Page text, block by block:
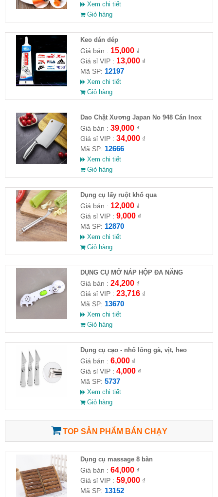
Xem chi tiết
Giỏ hàng
Keo dán dép
Giá bán : 15,000₫
Giá sỉ VIP : 13,000₫
Mã SP: 12197
Xem chi tiết
Giỏ hàng
Dao Chặt Xương Japan No 948 Cán Inox
Giá bán : 39,000₫
Giá sỉ VIP : 34,000₫
Mã SP: 12666
Xem chi tiết
Giỏ hàng
Dụng cụ lấy ruột khổ qua
Giá bán : 12,000₫
Giá sỉ VIP : 9,000₫
Mã SP: 12870
Xem chi tiết
Giỏ hàng
DỤNG CỤ MỞ NẮP HỘP ĐA NĂNG
KITCHEN CANDO 6IN1
Giá bán : 24,200₫
Giá sỉ VIP : 23,716₫
Mã SP: 13670
Xem chi tiết
Giỏ hàng
Dụng cụ cạo - nhổ lông gà, vịt, heo
Giá bán : 6,000₫
Giá sỉ VIP : 4,000₫
Mã SP: 5737
Xem chi tiết
Giỏ hàng
TOP SẢN PHẨM BÁN CHẠY
Dụng cụ massage 8 bàn
Giá bán : 64,000₫
Giá sỉ VIP : 59,000₫
Mã SP: 13152